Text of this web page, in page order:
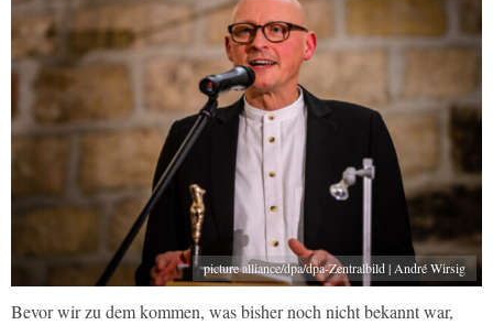
picture alliance/dpa/dpa-Zentralbild | André Wirsig
Bevor wir zu dem kommen, was bisher noch nicht bekannt war,